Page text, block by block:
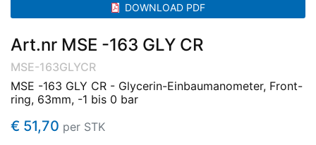
DOWNLOAD PDF
Art.nr MSE -163 GLY CR
MSE-163GLYCR
MSE -163 GLY CR - Glycerin-Einbaumanometer, Front-
ring, 63mm, -1 bis 0 bar
€ 51,70 per STK